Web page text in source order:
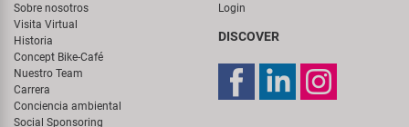
Sobre nosotros
Visita Virtual
Historia
Concept Bike-Café
Nuestro Team
Carrera
Conciencia ambiental
Social Sponsoring
Login
DISCOVER